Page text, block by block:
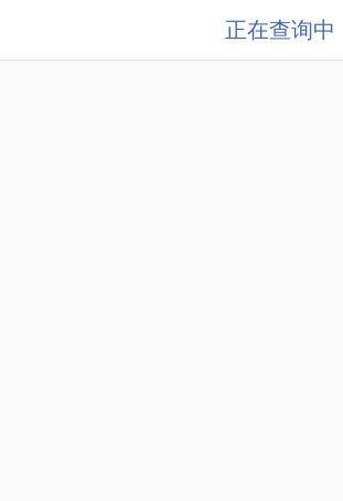
正在查询中